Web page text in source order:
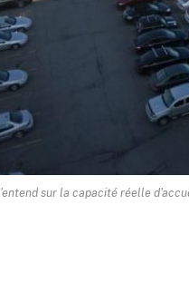
sur la capacité réelle